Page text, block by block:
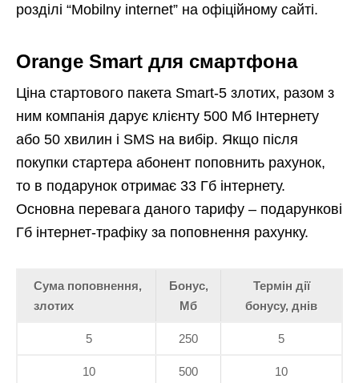
розділі “Mobilny internet” на офіційному сайті.
Orange Smart для смартфона
Ціна стартового пакета Smart-5 злотих, разом з
ним компанія дарує клієнту 500 Мб Інтернету
або 50 хвилин і SMS на вибір. Якщо після
покупки стартера абонент поповнить рахунок,
то в подарунок отримає 33 Гб інтернету.
Основна перевага даного тарифу – подарункові
Гб інтернет-трафіку за поповнення рахунку.
Сума поповнення,
злотих
Бонус,
Мб
Термін дії
бонусу, днів
5 250 5
10 500 10